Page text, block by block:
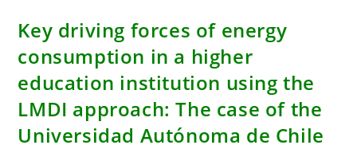
Effects
On
Economic
Growth:
A
Latin
America
Analysis
Key driving forces of energy
consumption in a higher
education institution using the
LMDI approach: The case of the
Universidad Autónoma de Chile